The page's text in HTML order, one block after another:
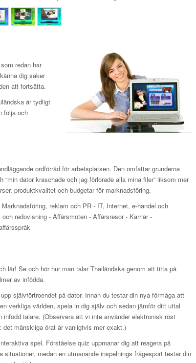
redan har
dig säker
att fortsätta.
är tydligt
följa och
ordförråd för arbetsplatsen. Den omfattar grunderna
“min dator kraschade och jag förlorade alla mina filer” liksom mer
produktkvalitet och budgetar för marknadsföring.
reklam och PR - IT, Internet, e-handel och
redovisning - Affärsmöten - Affärsresor - Karriär -
lär! Se och hör hur man talar Thailändska genom att titta på
av infödda.
självförtroendet på dator. Innan du testar din nya förmåga att
verkliga världen, spela in dig själv och sedan jämför ditt uttal
infödd talare. (Observera att vi inte använder elektronisk röst
det mänskliga örat är vanligtvis mer exakt.)
spel. Förståelse quiz uppmanar dig att reagera på
situationer, medan en utmanande inspelnings frågesport testar din